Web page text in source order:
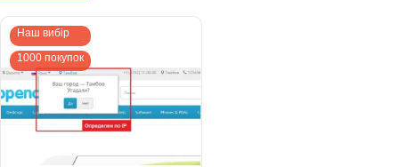
Наш вибір
1000 покупок